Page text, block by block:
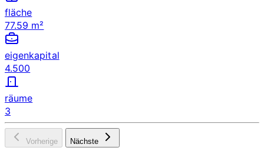
fläche
77.59 m²
eigenkapital
4.500
räume
3
Vorherige Nächste